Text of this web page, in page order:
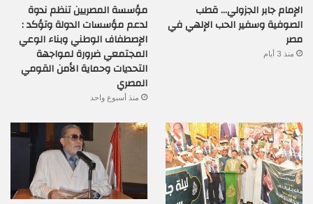
الإمام جابر الجزولي… قطب
الصوفية وسفير الحب الإلهي في
مصر
منذ 3 أيام
مؤسسة المصريين تنظم ندوة
لدعم مؤسسات الدولة وتؤكد :
الإصطفاف الوطني وبناء الوعي
المجتمعي ضرورة لمواجهة
التحديات وحماية الأمن القومي
المصري
منذ أسبوع واحد